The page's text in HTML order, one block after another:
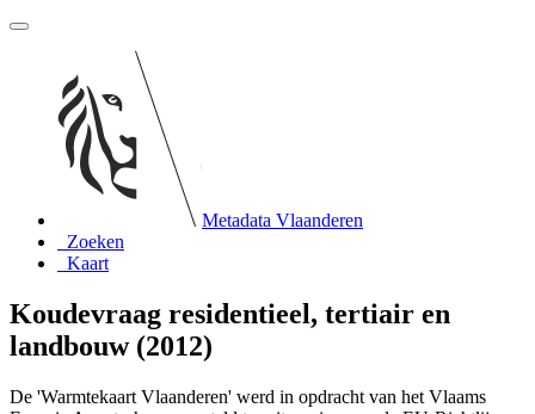
Metadata Vlaanderen
Zoeken
Kaart
Koudevraag residentieel, tertiair en
landbouw (2012)
De 'Warmtekaart Vlaanderen' werd in opdracht van het Vlaams